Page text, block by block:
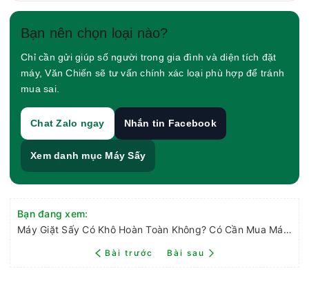
Bạn nên chọn loại nào?
Chỉ cần gửi giúp số người trong gia đình và diện tích đặt
máy, Văn Chiến sẽ tư vấn chính xác loại phù hợp để tránh
mua sai.
Chat Zalo ngay Nhắn tin Facebook
Xem danh mục Máy Sấy
Bạn đang xem:
Máy Giặt Sấy Có Khô Hoàn Toàn Không? Có Cần Mua Máy Sấy Riêng Mùa Nồm?
Bài trước Bài sau